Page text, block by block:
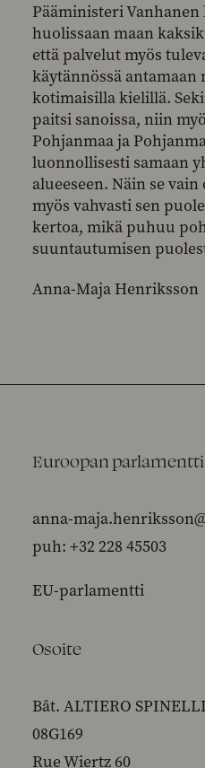
Pääministeri
huolissaan maan
että palvelut myös
käytännössä
kotimaisilla kielillä.
paitsi sanoissa, niin
Pohjanmaa ja
luonnollisesti samaan
alueeseen. Näin se
myös vahvasti sen
kertoa, mikä puhuu
suuntautumisen
Anna-Maja Henriksson
Euroopan parlamentti
anna-
puh: +32 228 45503
EU-parlamentti
Osoite
Bât. ALTIERO SPINELLI
08G169
Rue Wiertz 60